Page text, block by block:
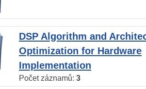
DSP Algorithm and
Optimization for Hardware
Implementation
Počet záznamů: 3